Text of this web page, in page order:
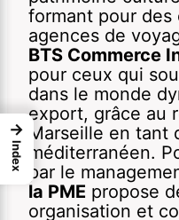
formant pour des
agences de
BTS Commerce
pour ceux qui
dans le monde
export, grâce au
Marseille en tant
méditerranéen.
par le
la PME propose
organisation et
→
Index